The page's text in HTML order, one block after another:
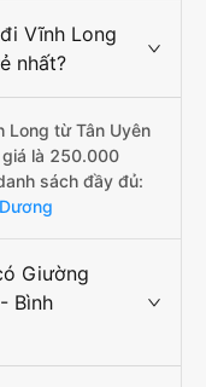
Vĩnh Long
nhất?
Long từ Tân Uyên
là 250.000
sách đầy đủ:
Giường
Bình